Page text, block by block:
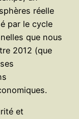
réelle
par le cycle
que nous
2012 (que
et